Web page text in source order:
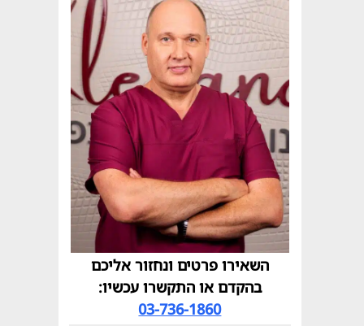
השאירו פרטים ונחזור אליכם
בהקדם או התקשרו עכשיו:
03-736-1860